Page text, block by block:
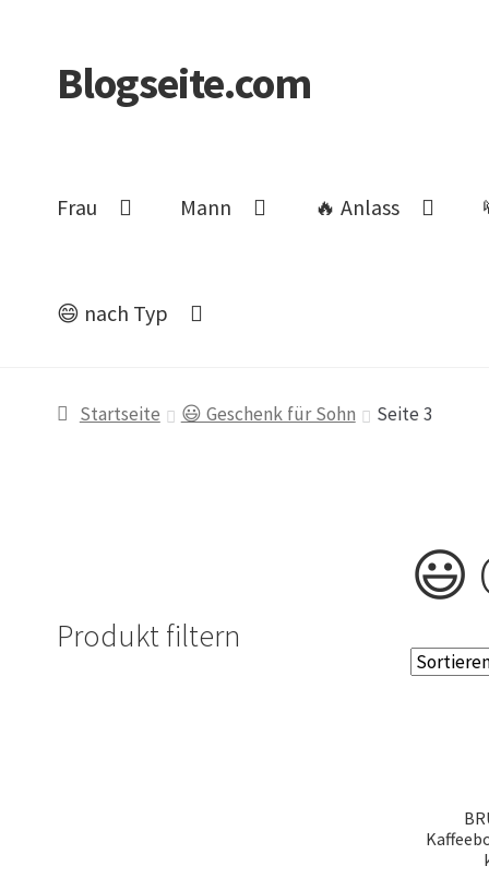
Zur
Navigation
Zum
Blogseite.com
Frau Mann 🔥 Anlass
😄 nach Typ
Start Datenschutzerklärung Impressum Keine
Startseite 😃 Geschenk für Sohn Seite 3
😃
Produkt filtern